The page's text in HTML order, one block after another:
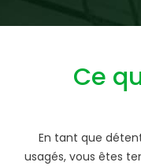
Ce
En tant que
usagés, vous êtes